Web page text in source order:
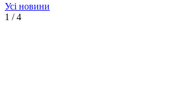
Усі новини
1 /4